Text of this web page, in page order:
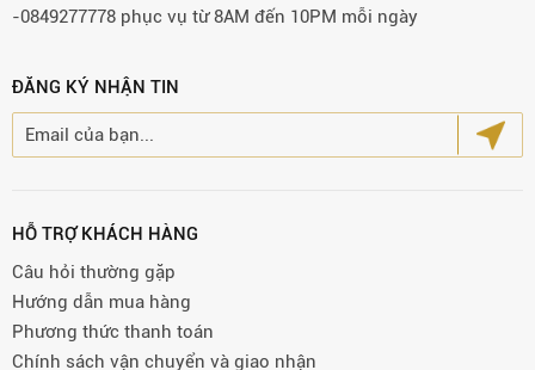
-0849277778 phục vụ từ 8AM đến 10PM mỗi ngày
ĐĂNG KÝ NHẬN TIN
HỖ TRỢ KHÁCH HÀNG
Câu hỏi thường gặp
Hướng dẫn mua hàng
Phương thức thanh toán
Chính sách vận chuyển và giao nhận